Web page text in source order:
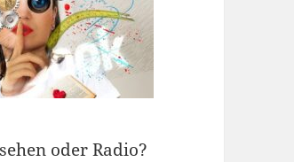
oder Radio?